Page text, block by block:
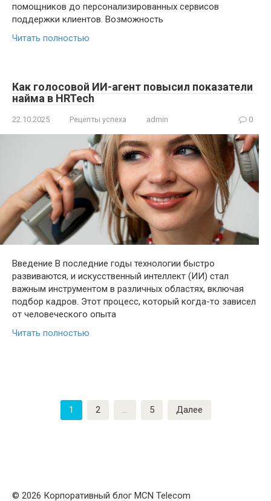
помощников до персонализированных сервисов
поддержки клиентов. Возможность
Читать полностью
Как голосовой ИИ-агент повысил показатели
найма в HRTech
22.10.2025 Рецепты успеха admin 0
Введение В последние годы технологии быстро
развиваются, и искусственный интеллект (ИИ) стал
важным инструментом в различных областях, включая
подбор кадров. Этот процесс, который когда-то зависел
от человеческого опыта
Читать полностью
1 2 … 5 Далее
© 2026 Корпоративный блог MCN Telecom